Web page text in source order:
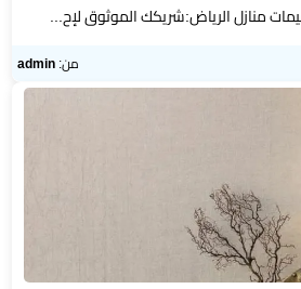
منازل الرياض:شريكك الموثوق لإح...
من:admin